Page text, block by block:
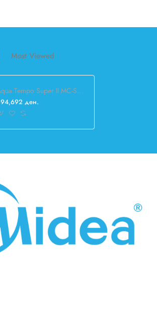
Most Viewed
Aqua Tempo Super II MC-SU60-RN1L Chiller
ден.